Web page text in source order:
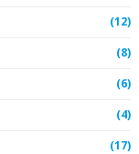
(12)
(8)
(6)
(4)
(17)